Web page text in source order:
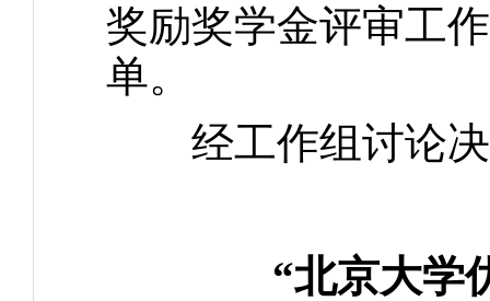
奖励奖学金评审工
单。
经工作组讨论决
“北京大学